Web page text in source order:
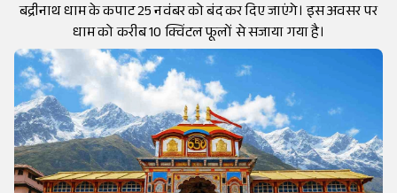
बद्रीनाथ धाम के कपाट 25 नवंबर को बंद कर दिए जाएंगे। इस अवसर पर
धाम को करीब 10 क्विंटल फूलों से सजाया गया है।